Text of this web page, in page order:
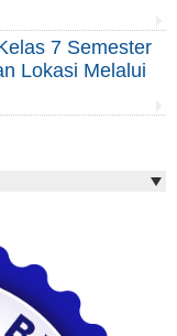
7 Semester
Lokasi Melalui